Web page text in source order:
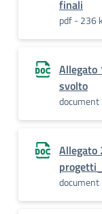
finali
pdf - 236
Allegato
svolto
Allegato